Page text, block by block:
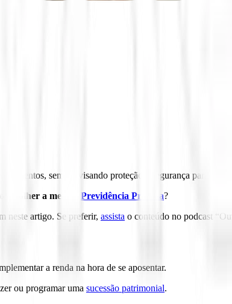
sempre visando proteção e segurança para o
escolher a melhor Previdência Privada?
neste artigo. Se preferir, assista o conteúdo no podcast
a renda na hora de se aposentar.
ou programar uma sucessão patrimonial.